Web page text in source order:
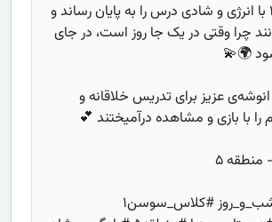
کلاس سوسن ۱ با انرژی و شادی درس را به پایان رساند و
چرا وقتی در یک جا روز است، در جای
🌍💫
عزیز برای تدریس خلاقانه و
با بازی و مشاهده درآمیختند 💕
۵
#علوم_دوم #شب_و_روز #کلاس_سوسن۱